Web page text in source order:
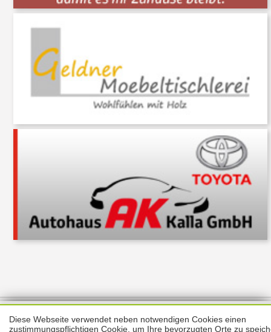
Impressum
Diese Webseite verwendet neben notwendigen Cookies einen
zustimmungspflichtigen Cookie, um Ihre bevorzugten Orte zu